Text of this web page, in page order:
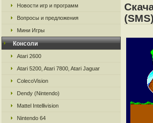
Новости игр и программ
Вопросы и предложения
Мини Игры
Консоли
Atari 2600
Atari 5200, Atari 7800, Atari Jaguar
ColecoVision
Dendy (Nintendo)
Mattel Intellivision
Nintendo 64